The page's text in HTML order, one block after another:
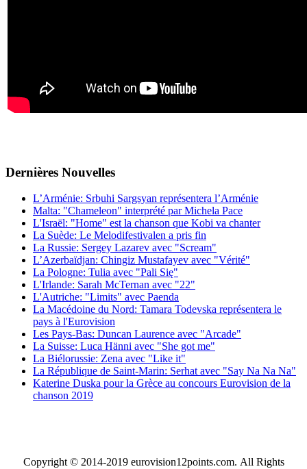
Dernières Νouvelles
L’Arménie: Srbuhi Sargsyan représentera l’Arménie
Malta: "Chameleon" interprété par Michela Pace
L'Israël: "Home" est la chanson que Kobi va chanter
La Suède: Le Melodifestivalen a pris fin
La Russie: Sergey Lazarev avec "Scream"
L’Azerbaïdjan: Chingiz Mustafayev avec "Vérité"
La Pologne: Tulia avec "Pali Się"
L'Irlande: Sarah McTernan avec "22"
L'Autriche: "Limits" avec Paenda
La Macédoine du Nord: Tamara Todevska représentera le
pays à l'Eurovision
Les Pays-Bas: Duncan Laurence avec "Arcade"
La Suisse: Luca Hänni avec "She got me"
La Biélorussie: Zena avec "Like it"
La République de Saint-Marin: Serhat avec "Say Na Na Na"
Katerine Duska pour la Grèce au concours Eurovision de la
chanson 2019
Copyright © 2014-2019 eurovision12points.com. All Rights